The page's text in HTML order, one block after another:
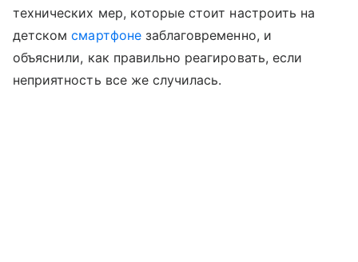
технических мер, которые стоит настроить на
детскомсмартфонезаблаговременно, и
объяснили, как правильно реагировать, если
неприятность все же случилась.